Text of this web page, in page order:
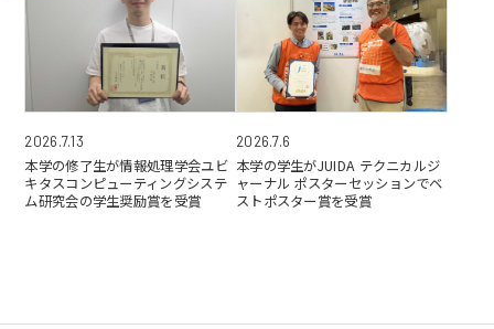
2026.7.13
本学の修了生が情報処理学会ユビ
キタスコンピューティングシステ
ム研究会の学生奨励賞を受賞
2026.7.6
本学の学生がJUIDA テクニカルジ
ャーナル ポスターセッションでベ
ストポスター賞を受賞